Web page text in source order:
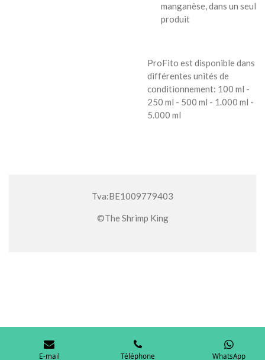
manganèse, dans un seul
produit
ProFito est disponible dans
différentes unités de
conditionnement: 100 ml -
250 ml - 500 ml - 1.000 ml -
5.000 ml
Tva:BE1009779403
©The Shrimp King
E-mail Téléphone WhatsApp